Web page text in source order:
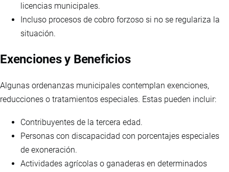
licencias municipales.
Incluso procesos de cobro forzoso si no se regulariza la
situación.
Exenciones y Beneficios
Algunas ordenanzas municipales contemplan exenciones,
reducciones o tratamientos especiales. Estas pueden incluir:
Contribuyentes de la tercera edad.
Personas con discapacidad con porcentajes especiales
de exoneración.
Actividades agrícolas o ganaderas en determinados